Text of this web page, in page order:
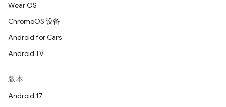
Wear OS
ChromeOS 设备
Android for Cars
Android TV
版本
Android 17